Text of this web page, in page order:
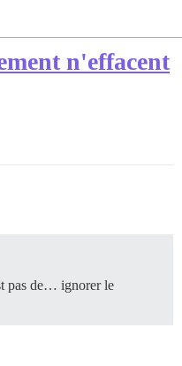
n'effacent
pas de… ignorer le